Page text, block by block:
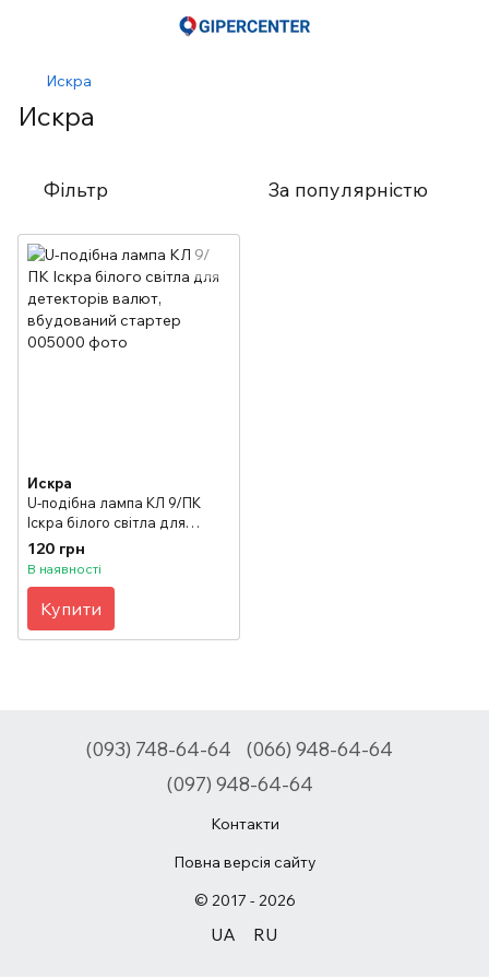
Искра
Искра
Фільтр За популярністю
Искра
U-подібна лампа КЛ 9/ПК
Іскра білого світла для
детекторів валют,
вбудований стартер
120 грн
В наявності
Купити
(093) 748-64-64
(066) 948-64-64
(097) 948-64-64
Контакти
Повна версія сайту
© 2017 - 2026
UA RU